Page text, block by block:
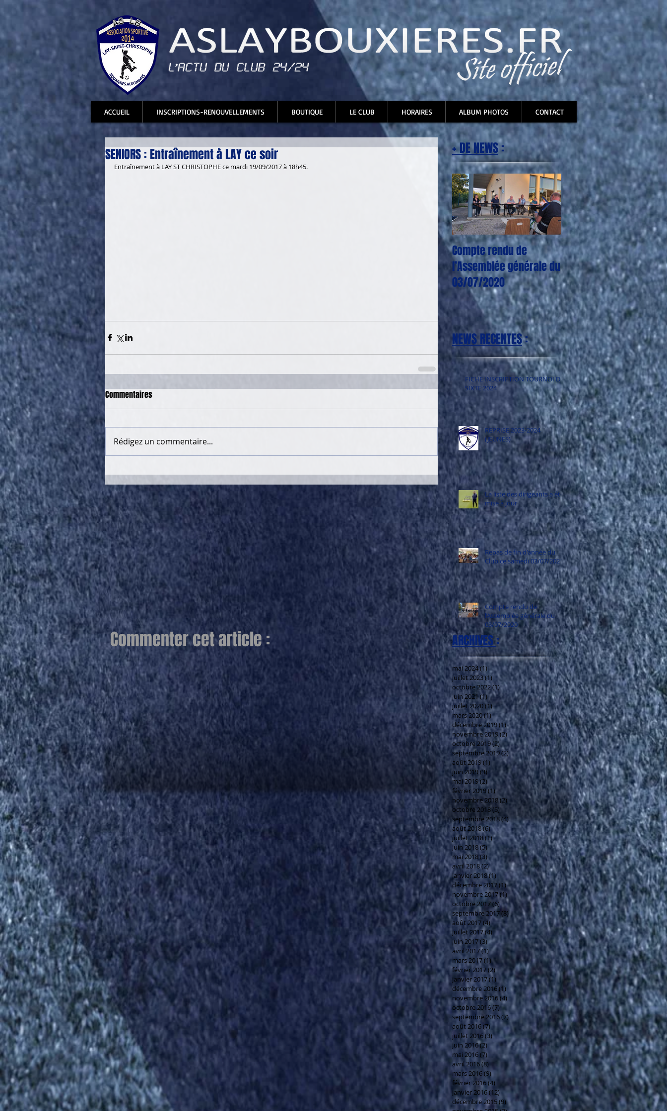
ACCUEIL INSCRIPTIONS-RENOUVELLEMENTS BOUTIQUE LE CLUB HORAIRES ALBUM PHOTOS CONTACT
SENIORS : Entraînement à LAY ce soir
Entraînement à LAY ST CHRISTOPHE ce mardi 19/09/2017 à 18h45.
Commentaires
Rédigez un commentaire...
Commenter cet article :
FICHE INSCRIPTION TOURNOI DE
SIXTE 2024
REPRISE 2023-2024
(JEUNES)
La liste des dirigeants a été
mise à jour
Repas de fin d'année du
Club ce samedi 03/07/2021
Compte rendu de
l’Assemblée générale du
03/07/2020
NEWS RECENTES:
Compte rendu de
l’Assemblée générale du
03/07/2020
CORONAVIRUS : Plus
aucun entraînement,
match, tournoi jusqu'à
nouvel ordre
+ DE NEWS:
mai 2024(1) 1 post
juillet 2023(1)1 post
octobre 2022(1)1 post
juin 2021(1)1 post
juillet 2020(1)1 post
mars 2020(1)1 post
décembre 2019(1)1 post
novembre 2019(2)2 posts
octobre 2019(2)2 posts
septembre 2019(2)2 posts
août 2019(1) 1 post
juin 2019(3) 3 posts
mai 2019(2)2 posts
février 2019(1)1 post
novembre 2018(2) 2 posts
octobre 2018(5)5 posts
septembre 2018(4)4 posts
août 2018(6)6 posts
juillet 2018(1)1 post
juin 2018(5)5 posts
mai 2018(3) 3 posts
avril 2018(2)2 posts
janvier 2018(1)1 post
décembre 2017(1)1 post
novembre 2017(1)1 post
octobre 2017(6)6 posts
septembre 2017(8)8 posts
août 2017(4)4 posts
juillet 2017(4)4 posts
juin 2017(3)3 posts
avril 2017(1) 1 post
mars 2017(1)1 post
février 2017(2)2 posts
janvier 2017(1) 1 post
décembre 2016(1) 1 post
novembre 2016(4) 4 posts
octobre 2016(7)7 posts
septembre 2016(7)7 posts
août 2016(7)7 posts
juillet 2016(3)3 posts
juin 2016(2) 2 posts
mai 2016(7) 7 posts
avril 2016(8) 8 posts
mars 2016(9)9 posts
février 2016(4) 4 posts
janvier 2016(12)12 posts
décembre 2015(9)9 posts
ARCHIVES: